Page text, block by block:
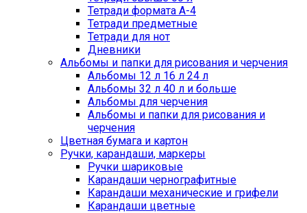
Тетради формата А-4
Тетради предметные
Тетради для нот
Дневники
Альбомы и папки для рисования и черчения
Альбомы 12 л 16 л 24 л
Альбомы 32 л 40 л и больше
Альбомы для черчения
Альбомы и папки для рисования и
черчения
Цветная бумага и картон
Ручки, карандаши, маркеры
Ручки шариковые
Карандаши чернографитные
Карандаши механические и грифели
Карандаши цветные